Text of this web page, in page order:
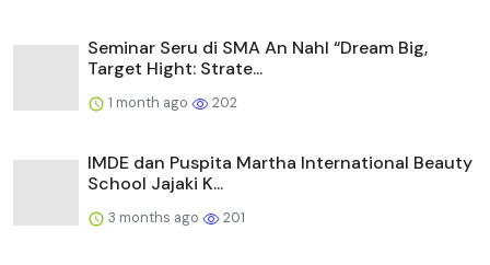
Seminar Seru di SMA An Nahl “Dream Big,
Target Hight: Strate...
1 month ago 202
IMDE dan Puspita Martha International Beauty
School Jajaki K...
3 months ago 201